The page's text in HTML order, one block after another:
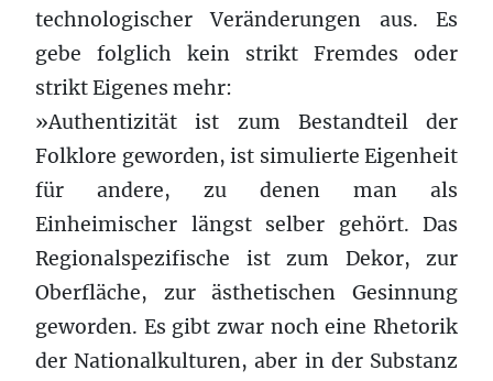
technologischer Veränderungen aus. Es
gebe folglich kein strikt Fremdes oder
strikt Eigenes mehr:
»Authentizität ist zum Bestandteil der
Folklore geworden, ist simulierte Eigenheit
für andere, zu denen man als
Einheimischer längst selber gehört. Das
Regionalspezifische ist zum Dekor, zur
Oberfläche, zur ästhetischen Gesinnung
geworden. Es gibt zwar noch eine Rhetorik
der Nationalkulturen, aber in der Substanz